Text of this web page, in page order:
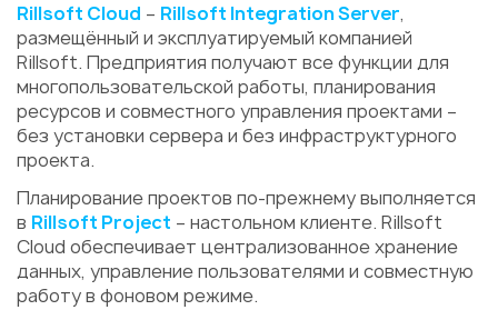
Rillsoft Cloud – Rillsoft Integration Server,
размещённый и эксплуатируемый компанией
Rillsoft. Предприятия получают все функции для
многопользовательской работы, планирования
ресурсов и совместного управления проектами –
без установки сервера и без инфраструктурного
проекта.
Планирование проектов по-прежнему выполняется
в Rillsoft Project – настольном клиенте. Rillsoft
Cloud обеспечивает централизованное хранение
данных, управление пользователями и совместную
работу в фоновом режиме.